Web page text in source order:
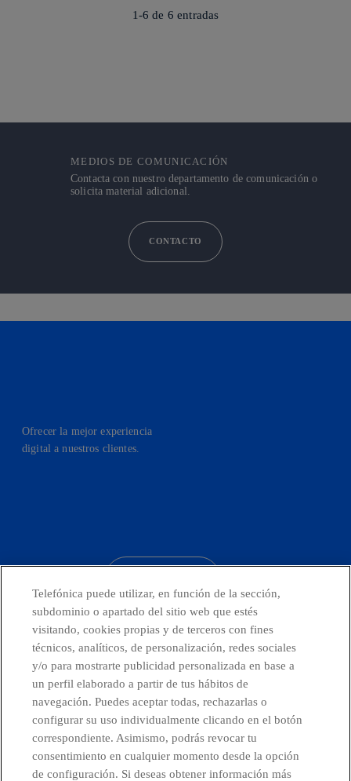
1-6 de 6 entradas
MEDIOS DE COMUNICACIÓN
Contacta con nuestro departamento de comunicación o
solicita material adicional.
CONTACTO
Ofrecer la mejor experiencia
digital a nuestros clientes.
Países y Unidades emergentes
Canal de Denuncias
Centro Global Transparencia
Telefónica puede utilizar, en función de la sección,
subdominio o apartado del sitio web que estés
visitando, cookies propias y de terceros con fines
técnicos, analíticos, de personalización, redes sociales
y/o para mostrarte publicidad personalizada en base a
un perfil elaborado a partir de tus hábitos de
navegación. Puedes aceptar todas, rechazarlas o
configurar su uso individualmente clicando en el botón
correspondiente. Asimismo, podrás revocar tu
consentimiento en cualquier momento desde la opción
de configuración. Si deseas obtener información más